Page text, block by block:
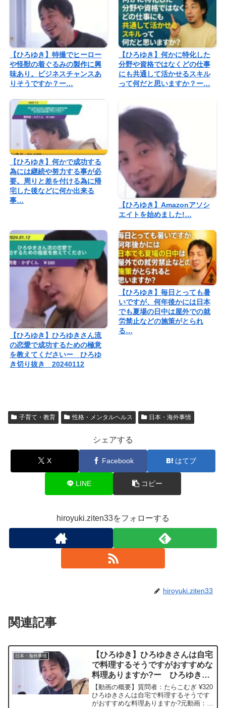
【ひろゆき】特撮でヒーロー
や怪獣の着ぐるみの製作に興
味あり。ビジネスチャンスあ
りそうですか？ー…
【ひろゆき】何かに特化した
分野や資格ではなくどの仕事
にも共通して活かせるスキル
って何だと思いますか？ー…
【ひろゆき】何かで成功する
為には継続や努力する事が必
要。周りと差を付ける為に帰
宅した後などに何か出来る
事…
【ひろゆき】Amazonアソシ
エイトを始めました!…
【ひろゆき】ひろゆきさん流
の恋愛で成功するための極意
を教えてくださいー ひろゆ
き切り抜き 20240112
【ひろゆき】毎日とっても暑
いですが、何年後かには日本
でも夏場の日中は屋外での就
労禁止などの施策がとられ
る…
子育て・教育 性格・メンタルヘルス 日本・海外事情
シェアする
X Facebook はてブ
LINE コピー
hiroyuki.ziten33をフォローする
hiroyuki.ziten33
関連記事
日本・海外事情
【ひろゆき】ひろゆきさんは自宅
で料理するそうですがおすすめな
料理ありますか?ー ひろゆき切
り抜き 20250205
【動画の概要】質問者：たらこむぎ ¥320
ひろゆきさんは自宅で料理するそうです
がおすすめな料理ありますか?元動画：ロ